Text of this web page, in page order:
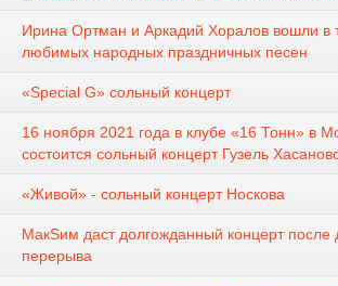
Ирина Ортман и Аркадий Хоралов вошли в
любимых народных праздничных песен
«Special G» сольный концерт
16 ноября 2021 года в клубе «16 Тонн» в
состоится сольный концерт Гузель
«Живой» - сольный концерт Носкова
МакSим даст долгожданный концерт после
перерыва